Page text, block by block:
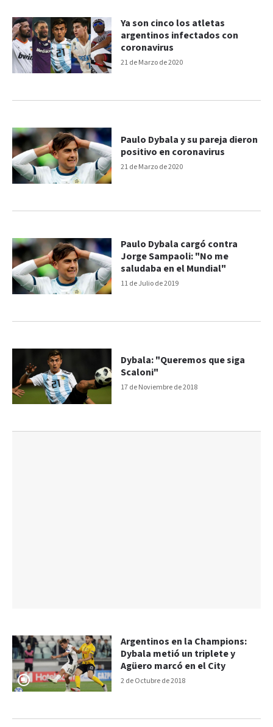
21 de Marzo de 2020
Ya son cinco los atletas
argentinos infectados con
coronavirus
21 de Marzo de 2020
Paulo Dybala y su pareja dieron
positivo en coronavirus
11 de Julio de 2019
Paulo Dybala cargó contra
Jorge Sampaoli: "No me
saludaba en el Mundial"
17 de Noviembre de 2018
Dybala: "Queremos que siga
Scaloni"
2 de Octubre de 2018
Argentinos en la Champions:
Dybala metió un triplete y
Agüero marcó en el City